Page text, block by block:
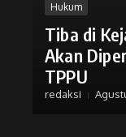
Hukum
Tiba di
Akan
TPPU
redaksi